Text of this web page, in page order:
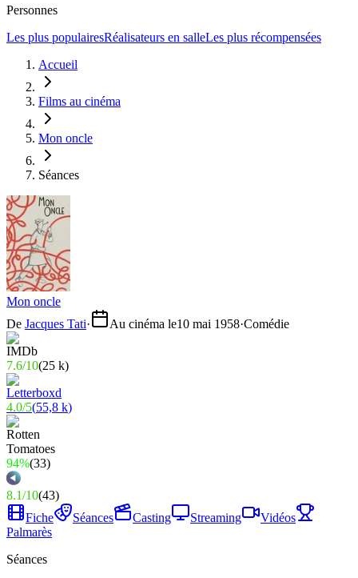
Personnes
Les plus populairesRéalisateurs en salleLes plus récompensées
Accueil
Films au cinéma
Mon oncle
Séances
Mon oncle
De Jacques Tati· Au cinéma le10 mai 1958·Comédie
7.6/10(25 k)
4.0/5(55,8 k)
94%(33)
8.1/10(43)
Fiche
Séances Casting Streaming
Vidéos
Palmarès
Séances